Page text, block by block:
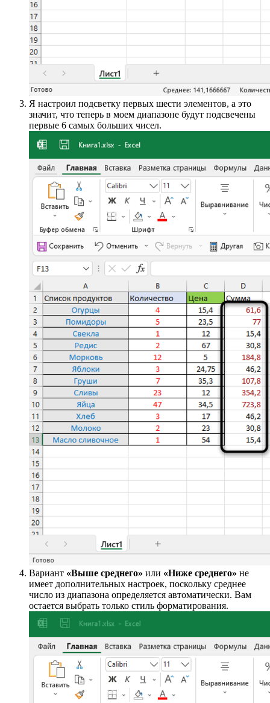
Как видно на следующем изображении, программа сама
определила, какие значения выше среднего в диапазоне,
и подсветила их выбранным мною цветом.